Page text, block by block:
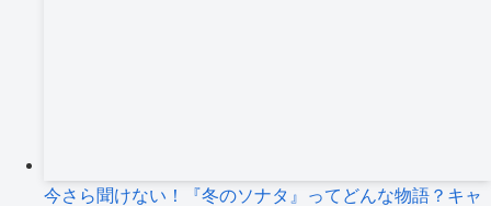
今さら聞けない！『冬のソナタ』ってどんな物語？キャ